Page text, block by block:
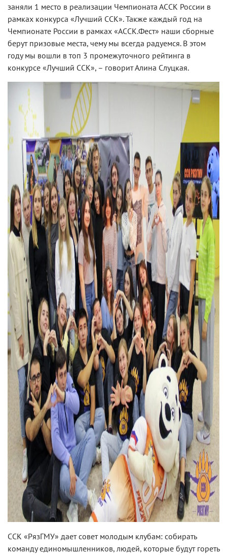
заняли 1 место в реализации Чемпионата АССК России в
рамках конкурса «Лучший ССК». Также каждый год на
Чемпионате России в рамках «АССК.Фест» наши сборные
берут призовые места, чему мы всегда радуемся. В этом
году мы вошли в топ 3 промежуточного рейтинга в
конкурсе «Лучший ССК», – говорит Алина Слуцкая.
ССК «РязГМУ» дает совет молодым клубам: собирать
команду единомышленников, людей, которые будут гореть